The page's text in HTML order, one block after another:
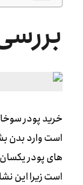
خرید پودر
است وارد بدن
های پودر
است زیرا این